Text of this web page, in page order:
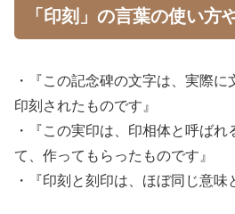
「印刻」の言葉の使い方
・『この記念碑の文字は、実際
印刻されたものです』
・『この実印は、印相体と呼ばれ
て、作ってもらったものです』
・『印刻と刻印は、ほぼ同じ意味